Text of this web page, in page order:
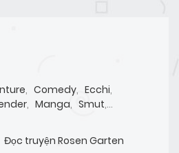
, Comedy, Ecchi,
, Manga, Smut,
Đọc truyện Rosen Garten